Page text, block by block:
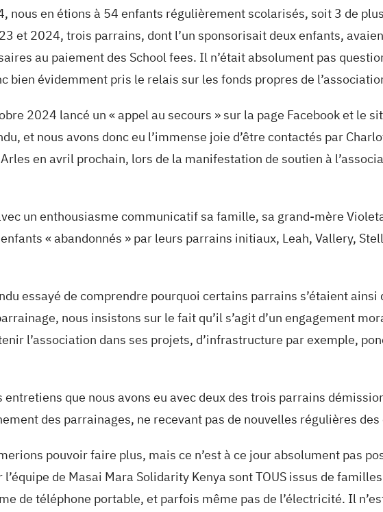
nous en étions à 54 enfants régulièrement scolarisés, soit 3 de
et 2024, trois parrains, dont l’un sponsorisait deux enfants,
au paiement des School fees. Il n’était absolument pas
bien évidemment pris le relais sur les fonds propres de
2024 lancé un « appel au secours » sur la page Facebook et le
et nous avons donc eu l’immense joie d’être contactés par
en avril prochain, lors de la manifestation de soutien à
un enthousiasme communicatif sa famille, sa grand-mère
« abandonnés » par leurs parrains initiaux, Leah, Vallery,
essayé de comprendre pourquoi certains parrains s’étaient ainsi
nous insistons sur le fait qu’il s’agit d’un engagement
l’association dans ses projets, d’infrastructure par exemple,
que nous avons eu avec deux des trois parrains
des parrainages, ne recevant pas de nouvelles régulières des
pouvoir faire plus, mais ce n’est à ce jour absolument pas
l’équipe de Masai Mara Solidarity Kenya sont TOUS issus de
de téléphone portable, et parfois même pas de l’électricité. Il